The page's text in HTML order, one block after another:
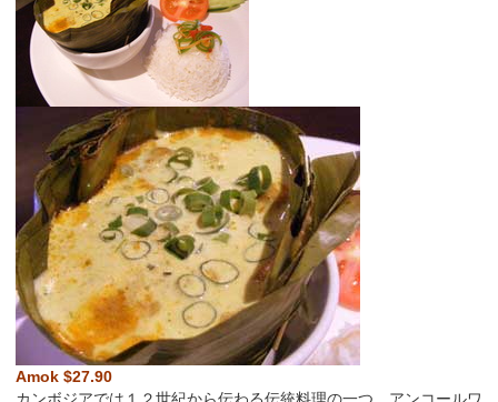
Amok $27.90
カンボジアでは１２世紀から伝わる伝統料理の一つ。アンコールワ